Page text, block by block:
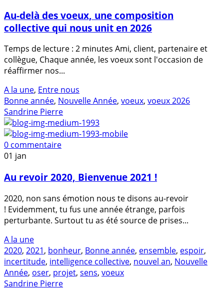
Au-delà des voeux, une composition
collective qui nous unit en 2026
Temps de lecture : 2 minutes Ami, client, partenaire et
collègue, Chaque année, les voeux sont l'occasion de
réaffirmer nos...
A la une, Entre nous
Bonne année, Nouvelle Année, voeux, voeux 2026
Sandrine Pierre
0 commentaire
01 jan
Au revoir 2020, Bienvenue 2021 !
2020, non sans émotion nous te disons au-revoir
! Evidemment, tu fus une année étrange, parfois
perturbante. Surtout tu as été source de prises...
A la une
2020, 2021, bonheur, Bonne année, ensemble, espoir,
incertitude, intelligence collective, nouvel an, Nouvelle
Année, oser, projet, sens, voeux
Sandrine Pierre